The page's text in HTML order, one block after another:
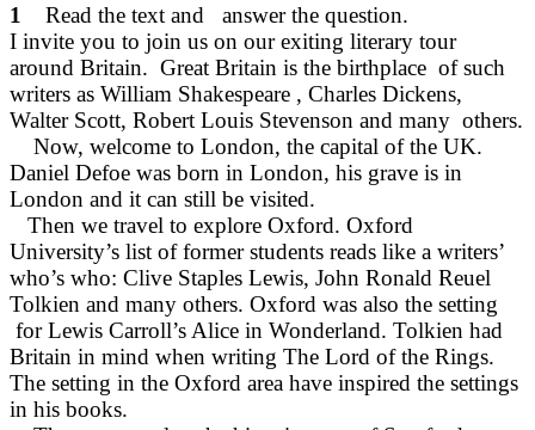
1
Read the text and answer the question.
I invite you to join us on our exiting literary tour
around Britain. Great Britain is the birthplace of such
writers as William Shakespeare , Charles Dickens,
Walter Scott, Robert Louis Stevenson and many others.
Now, welcome to London, the capital of the UK.
Daniel Defoe was born in London, his grave is in
London and it can still be visited.
Then we travel to explore Oxford. Oxford
University’s list of former students reads like a writers’
who’s who: Clive Staples Lewis, John Ronald Reuel
Tolkien and many others. Oxford was also the setting
for Lewis Carroll’s Alice in Wonderland. Tolkien had
Britain in mind when writing The Lord of the Rings.
The setting in the Oxford area have inspired the settings
in his books.